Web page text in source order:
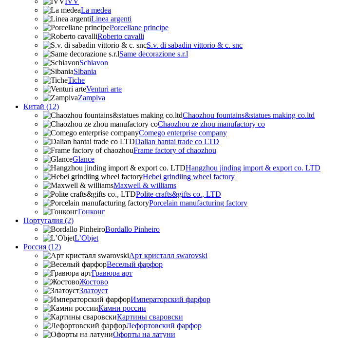
La medea
Linea argenti
Porcellane principe
Roberto cavalli
S.v. di sabadin vittorio & c. snc
Same decorazione s.r.l
Schiavon
Sibania
Tiche
Venturi arte
Zampiva
Китай (12)
Chaozhou fountains&statues making co.ltd
Chaozhou ze zhou manufactory co
Comego enterprise company
Dalian hantai trade co LTD
Frame factory of chaozhou
Glance
Hangzhou jinding import & export co. LTD
Hebei grindiing wheel factory
Maxwell & williams
Polite crafts&gifts co., LTD
Porcelain manufacturing factory
Гонконг
Португалия (2)
Bordallo Pinheiro
L’Objet
Россия (12)
Арт кристалл swarovski
Веселый фарфор
Гравюра арт
Жостово
Златоуст
Императорский фарфор
Камни россии
Картины сваровски
Лефортовский фарфор
Офорты на латуни